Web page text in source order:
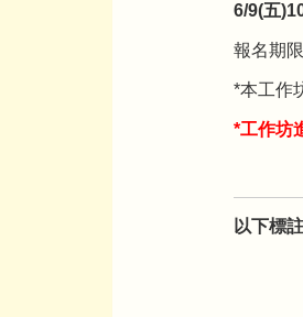
6/9(五
報名期
*本工作
*工作坊
以下標註